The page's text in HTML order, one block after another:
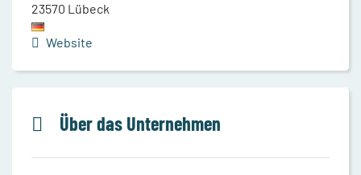
23570 Lübeck
Website
Über das Unternehmen